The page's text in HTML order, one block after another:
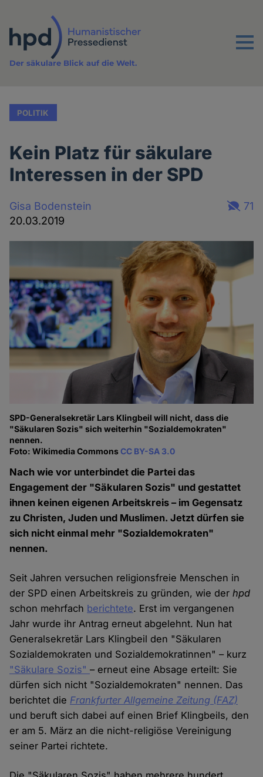
Inhalt
Menu
Der säkulare Blick auf die Welt.
POLITIK
Kein Platz für säkulare
Interessen in der SPD
Gisa Bodenstein
20.03.2019
71
SPD-Generalsekretär Lars Klingbeil will nicht, dass die
"Säkularen Sozis" sich weiterhin "Sozialdemokraten"
nennen.
Foto: Wikimedia CommonsCC BY-SA 3.0
Nach wie vor unterbindet die Partei das
Engagement der "Säkularen Sozis" und gestattet
ihnen keinen eigenen Arbeitskreis – im Gegensatz
zu Christen, Juden und Muslimen. Jetzt dürfen sie
sich nicht einmal mehr "Sozialdemokraten"
nennen.
Seit Jahren versuchen religionsfreie Menschen in
der SPD einen Arbeitskreis zu gründen, wie derhpd
schon mehrfach berichtete. Erst im vergangenen
Jahr wurde ihr Antrag erneut abgelehnt. Nun hat
Generalsekretär Lars Klingbeil den "Säkularen
Sozialdemokraten und Sozialdemokratinnen" – kurz
"Säkulare Sozis"– erneut eine Absage erteilt: Sie
dürfen sich nicht "Sozialdemokraten" nennen. Das
berichtet die Frankfurter Allgemeine Zeitung (FAZ)
und beruft sich dabei auf einen Brief Klingbeils, den
er am 5. März an die nicht-religiöse Vereinigung
seiner Partei richtete.